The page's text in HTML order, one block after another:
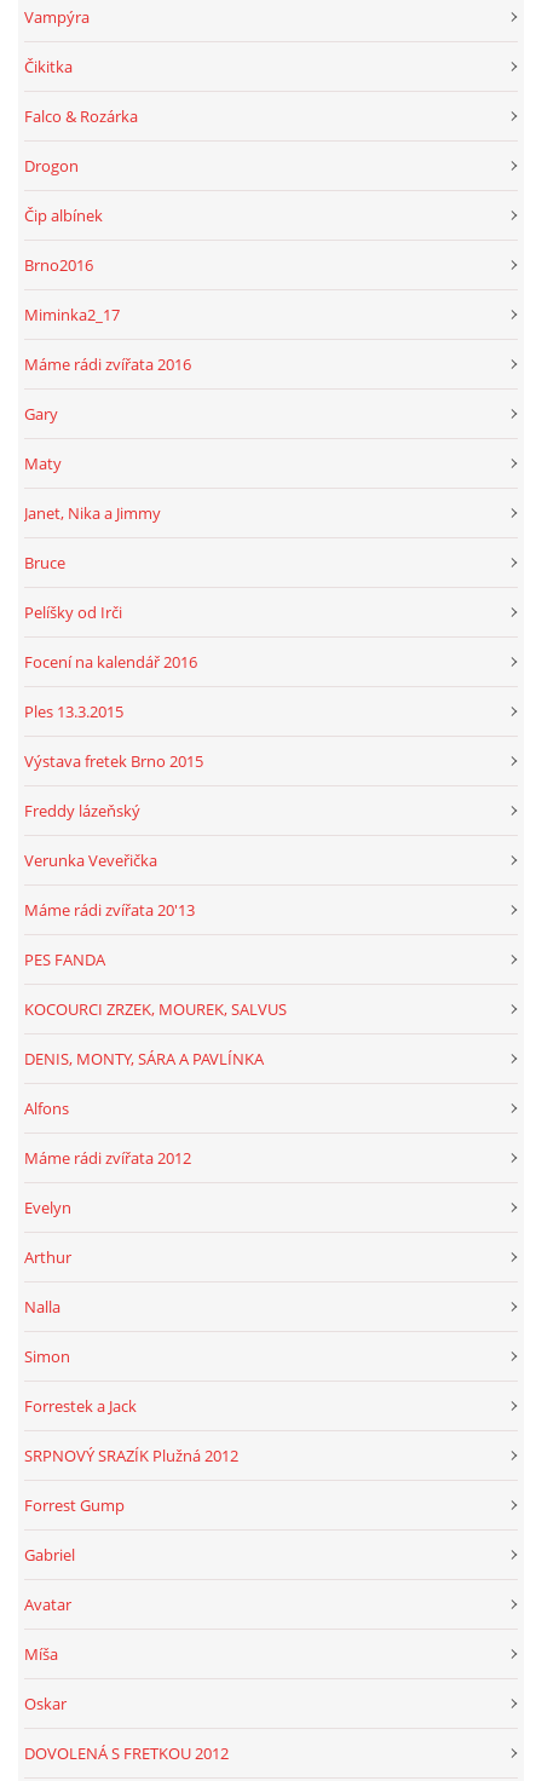
Vampýra
Čikitka
Falco & Rozárka
Drogon
Čip albínek
Brno2016
Miminka2_17
Máme rádi zvířata 2016
Gary
Maty
Janet, Nika a Jimmy
Bruce
Pelíšky od Irči
Focení na kalendář 2016
Ples 13.3.2015
Výstava fretek Brno 2015
Freddy lázeňský
Verunka Veveřička
Máme rádi zvířata 20'13
PES FANDA
KOCOURCI ZRZEK, MOUREK, SALVUS
DENIS, MONTY, SÁRA A PAVLÍNKA
Alfons
Máme rádi zvířata 2012
Evelyn
Arthur
Nalla
Simon
Forrestek a Jack
SRPNOVÝ SRAZÍK Plužná 2012
Forrest Gump
Gabriel
Avatar
Míša
Oskar
DOVOLENÁ S FRETKOU 2012